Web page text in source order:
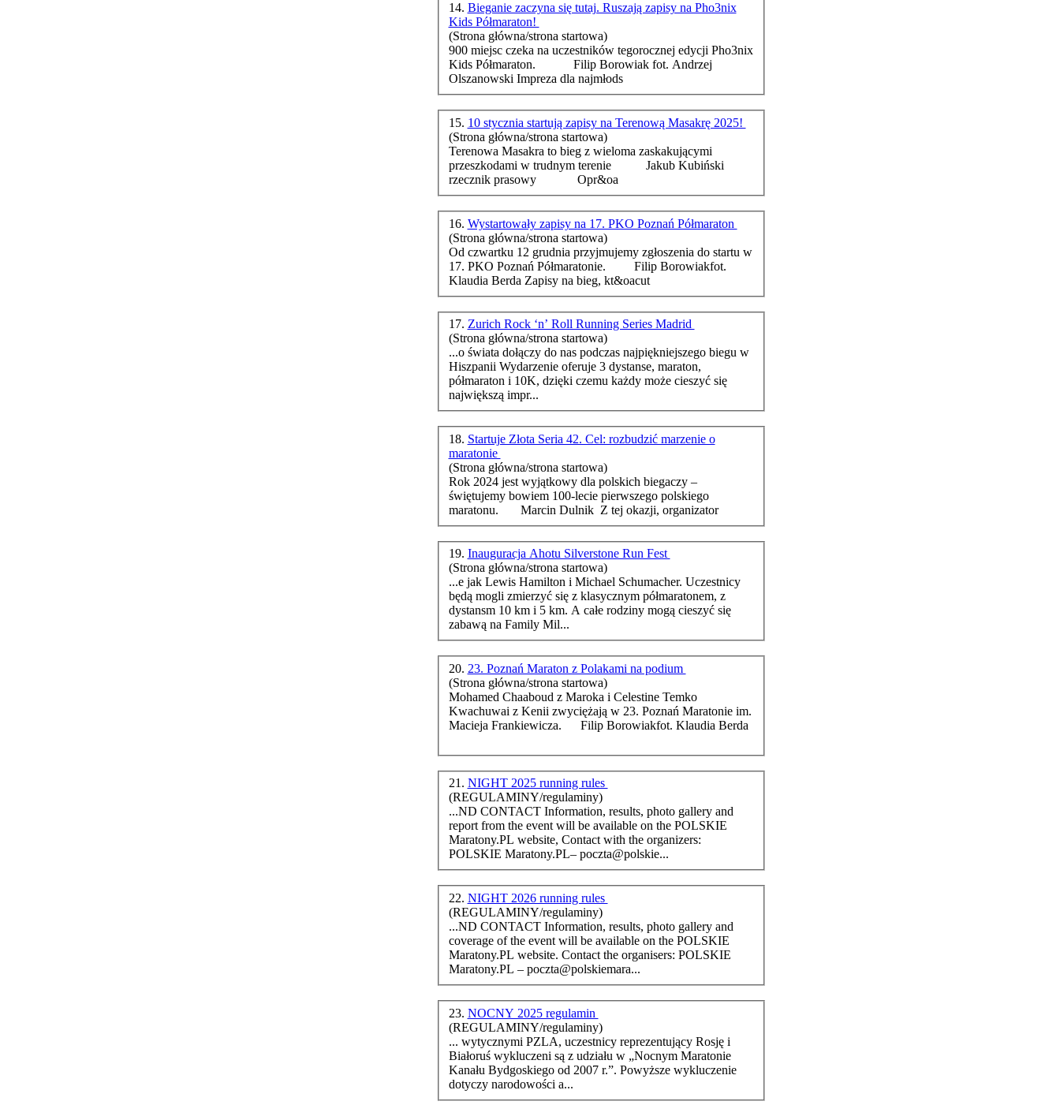
14. Bieganie zaczyna się tutaj. Ruszają zapisy na Pho3nix
Kids Półmaraton!
(Strona główna/strona startowa)
900 miejsc czeka na uczestników tegorocznej edycji Pho3nix
Kids Półmaraton. Filip Borowiak fot. Andrzej
Olszanowski Impreza dla najmłods
15. 10 stycznia startują zapisy na Terenową Masakrę 2025!
(Strona główna/strona startowa)
Terenowa Masakra to bieg z wieloma zaskakującymi
przeszkodami w trudnym terenie Jakub Kubiński
rzecznik prasowy Opr&oa
16. Wystartowały zapisy na 17. PKO Poznań Półmaraton
(Strona główna/strona startowa)
Od czwartku 12 grudnia przyjmujemy zgłoszenia do startu w
17. PKO Poznań Półmaratonie. Filip Borowiakfot.
Klaudia Berda Zapisy na bieg, kt&oacut
17. Zurich Rock ‘n’ Roll Running Series Madrid
(Strona główna/strona startowa)
...o świata dołączy do nas podczas najpiękniejszego biegu w
Hiszpanii Wydarzenie oferuje 3 dystanse, maraton,
półmaraton i 10K, dzięki czemu każdy może cieszyć się
największą impr...
18. Startuje Złota Seria 42. Cel: rozbudzić marzenie o
maratonie
(Strona główna/strona startowa)
Rok 2024 jest wyjątkowy dla polskich biegaczy –
świętujemy bowiem 100-lecie pierwszego polskiego
maraton
u. Marcin Dulnik Z tej okazji, organizator
19. Inauguracja Ahotu Silverstone Run Fest
(Strona główna/strona startowa)
...e jak Lewis Hamilton i Michael Schumacher. Uczestnicy
będą mogli zmierzyć się z klasycznym półmaratonem, z
dystansm 10 km i 5 km. A całe rodziny mogą cieszyć się
zabawą na Family Mil...
20. 23. Poznań Maraton z Polakami na podium
(Strona główna/strona startowa)
Mohamed Chaaboud z Maroka i Celestine Temko
Kwachuwai z Kenii zwyciężają w 23. Poznań Maratonie im.
Macieja Frankiewicza. Filip Borowiakfot. Klaudia Berda
21. NIGHT 2025 running rules
(REGULAMINY/regulaminy)
...ND CONTACT Information, results, photo gallery and
report from the event will be available on the POLSKIE
Maratony.PL website, Contact with the organizers:
POLSKIE Maratony.PL– poczta@polskie...
22. NIGHT 2026 running rules
(REGULAMINY/regulaminy)
...ND CONTACT Information, results, photo gallery and
coverage of the event will be available on the POLSKIE
Maraton
y.PL website. Contact the organisers: POLSKIE
Maratony.PL – poczta@polskiemara...
23. NOCNY 2025 regulamin
(REGULAMINY/regulaminy)
... wytycznymi PZLA, uczestnicy reprezentujący Rosję i
Białoruś wykluczeni są z udziału w „Nocnym Maratonie
Kanału Bydgoskiego od 2007 r.”. Powyższe wykluczenie
dotyczy narodowości a...